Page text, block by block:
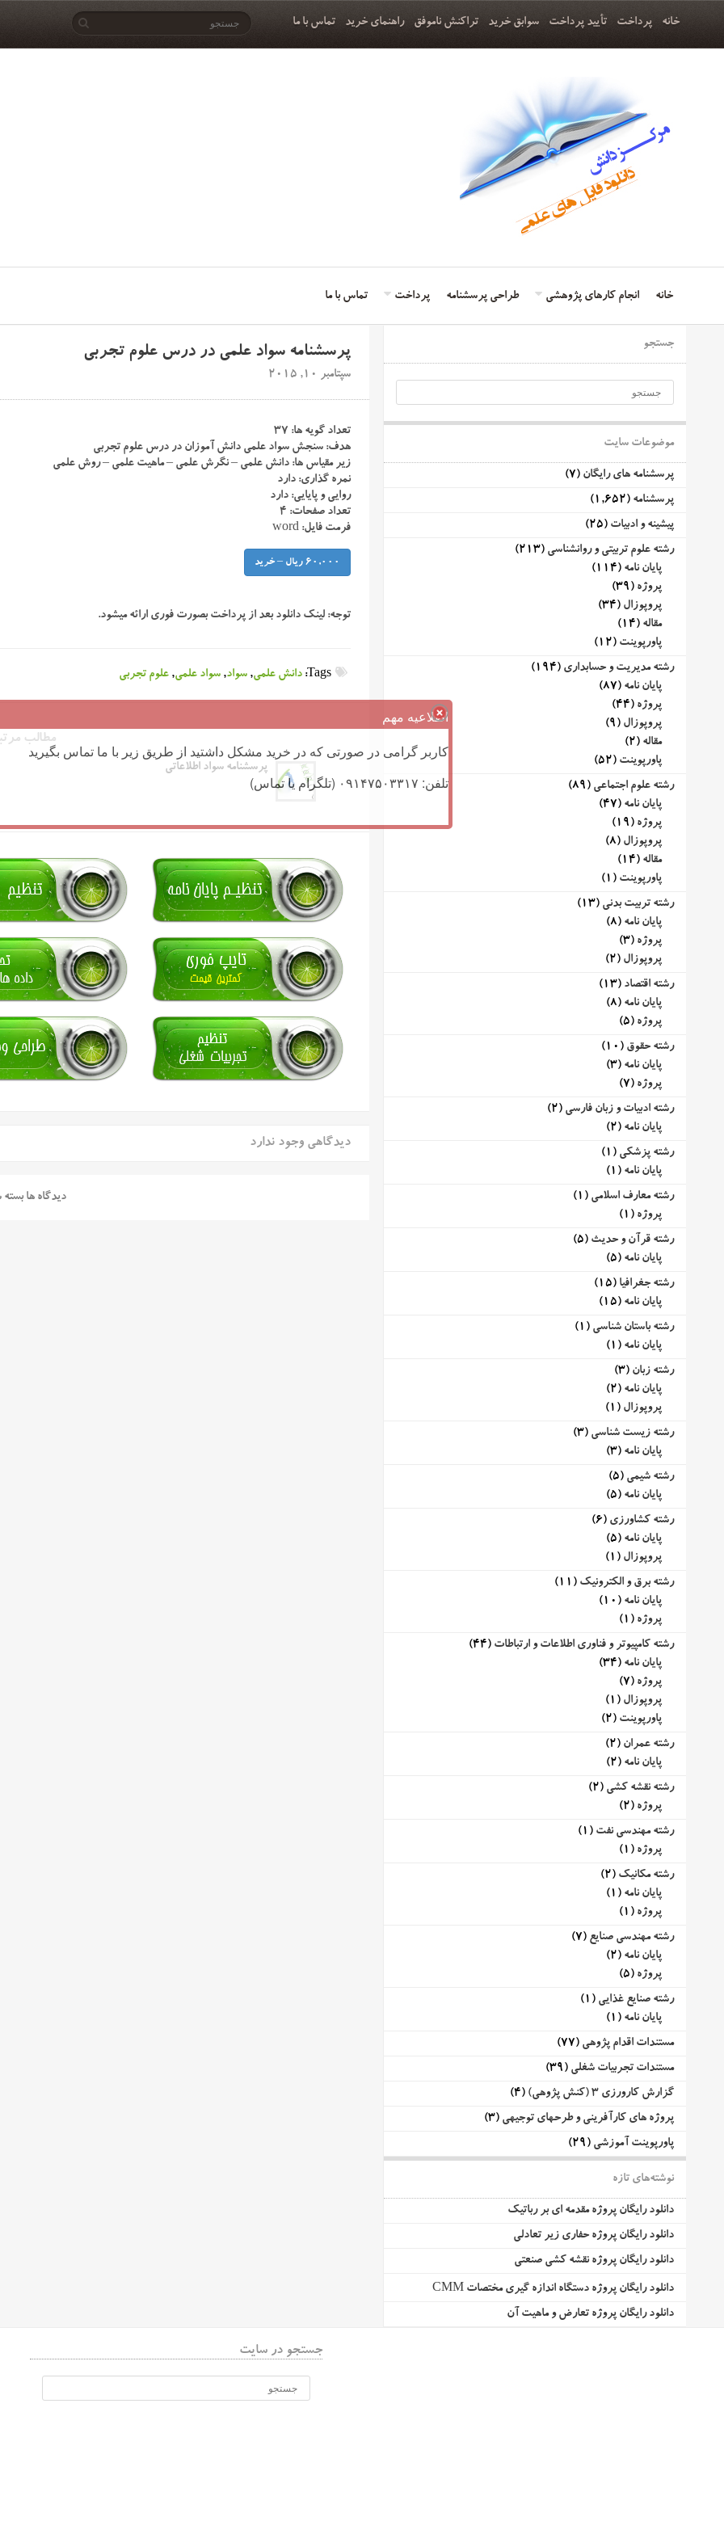
خانه پرداخت تأیید پرداخت سوابق خرید تراکنش ناموفق راهنمای خرید تماس با ما
خانه انجام کارهای پژوهشی طراحی پرسشنامه پرداخت تماس با ما
پرسشنامه سواد علمی در درس علوم تجربی
سپتامبر 10, 2015
تعداد گویه ها: ۳۷
هدف: سنجش سواد علمی دانش آموزان در درس علوم تجربی
زیر مقیاس ها: دانش علمی – نگرش علمی – ماهیت علمی – روش علمی
نمره گذاری: دارد
روایی و پایایی: دارد
تعداد صفحات: ۴
فرمت فایل: word
60,000 ریال – خرید
توجه: لینک دانلود بعد از پرداخت بصورت فوری ارائه میشود.
دانش علمی, سواد, سواد علمی, علوم تجربی
مطالب
پرسشنامه سواد اطلاعاتی
دیدگاهی وجود ندارد
دیدگاه ها
جستجو
موضوعات سایت
پرسشنامه های رایگان (7)
پرسشنامه (1,652)
پیشینه و ادبیات (25)
رشته علوم تربیتی و روانشناسی (213)
پایان نامه (114)
پروژه (39)
پروپوزال (34)
مقاله (14)
پاورپوینت (12)
رشته مدیریت و حسابداری (194)
پایان نامه (87)
پروژه (44)
پروپوزال (9)
مقاله (2)
پاورپوینت (52)
رشته علوم اجتماعی (89)
پایان نامه (47)
پروژه (19)
پروپوزال (8)
مقاله (14)
پاورپوینت (1)
رشته تربیت بدنی (13)
پایان نامه (8)
پروژه (3)
پروپوزال (2)
رشته اقتصاد (13)
پایان نامه (8)
پروژه (5)
رشته حقوق (10)
پایان نامه (3)
پروژه (7)
رشته ادبیات و زبان فارسی (2)
پایان نامه (2)
رشته پزشکی (1)
پایان نامه (1)
رشته معارف اسلامی (1)
پروژه (1)
رشته قرآن و حدیث (5)
پایان نامه (5)
رشته جغرافیا (15)
پایان نامه (15)
رشته باستان شناسی (1)
پایان نامه (1)
رشته زبان (3)
پایان نامه (2)
پروپوزال (1)
رشته زیست شناسی (3)
پایان نامه (3)
رشته شیمی (5)
پایان نامه (5)
رشته کشاورزی (6)
پایان نامه (5)
پروپوزال (1)
رشته برق و الکترونیک (11)
پایان نامه (10)
پروژه (1)
رشته کامپیوتر و فناوری اطلاعات و ارتباطات (44)
پایان نامه (34)
پروژه (7)
پروپوزال (1)
پاورپوینت (2)
رشته عمران (2)
پایان نامه (2)
رشته نقشه کشی (2)
پروژه (2)
رشته مهندسی نفت (1)
پروژه (1)
رشته مکانیک (2)
پایان نامه (1)
پروژه (1)
رشته مهندسی صنایع (7)
پایان نامه (2)
پروژه (5)
رشته صنایع غذایی (1)
پایان نامه (1)
مستندات اقدام پژوهی (77)
مستندات تجربیات شغلی (39)
گزارش کارورزی 3 (کنش پژوهی)
(4)
پروژه های کارآفرینی و طرحهای توجیهی (3)
پاورپوینت آموزشی (29)
نوشته‌های تازه
دانلود رایگان پروژه مقدمه ای بر رباتیک
دانلود رایگان پروژه حفاری زیر تعادلی
دانلود رایگان پروژه نقشه کشی صنعتی
دانلود رایگان پروژه دستگاه اندازه گیری مختصات CMM
دانلود رایگان پروژه تعارض و ماهیت آن
اطلاعیه مهم
کاربر گرامی در صورتی که در خرید مشکل داشتید از طریق زیر با ما تماس بگیرید
تلفن: ۰۹۱۴۷۵۰۳۳۱۷ (تلگرام یا تماس)
جستجو در سایت